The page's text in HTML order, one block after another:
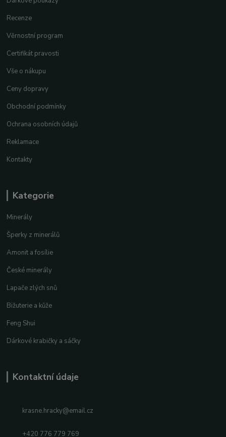
Recenze
Věrnostní program
Certifikát pravosti
Vše o nákupu
Ceny dopravy
Obchodní podmínky
Ochrana osobních údajů
Reklamace
Kontakty
Kategorie
Minerály
Šperky z minerálů
Amonit a fosílie
České minerály
Lapače zlých snů
Bižuterie a kůže
Feng Shui
Dárkové krabičky a sáčky
Kontaktní údaje
krasne.hracky@email.cz
+420 776 779 769